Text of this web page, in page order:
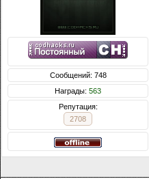
Сообщений: 748
Награды: 563
Репутация:
2708